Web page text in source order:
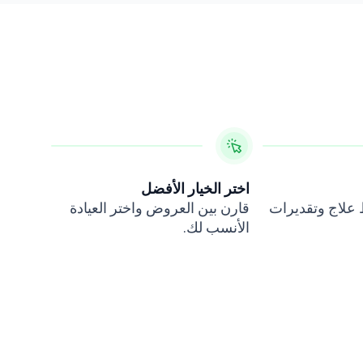
علاج وتقديرات
اختر الخيار الأفضل
قارن بين العروض واختر العيادة
الأنسب لك.